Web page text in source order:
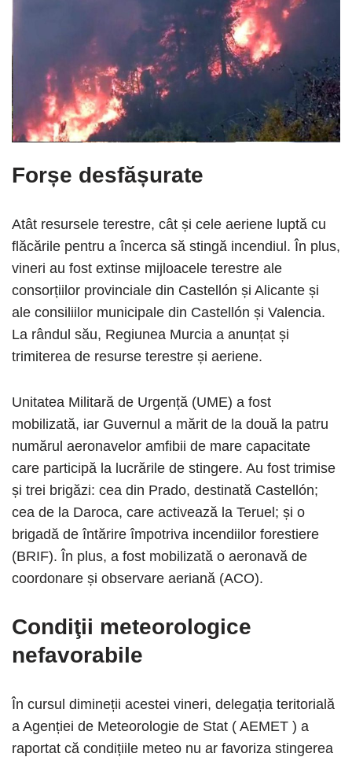
Forșe desfășurate
Atât resursele terestre, cât și cele aeriene luptă cu
flăcările pentru a încerca să stingă incendiul. În plus,
vineri au fost extinse mijloacele terestre ale
consorțiilor provinciale din Castellón și Alicante și
ale consiliilor municipale din Castellón și Valencia.
La rândul său, Regiunea Murcia a anunțat și
trimiterea de resurse terestre și aeriene.
Unitatea Militară de Urgență (UME) a ​​fost
mobilizată, iar Guvernul a mărit de la două la patru
numărul aeronavelor amfibii de mare capacitate
care participă la lucrările de stingere. Au fost trimise
și trei brigăzi: cea din Prado, destinată Castellón;
cea de la Daroca, care activează la Teruel; și o
brigadă de întărire împotriva incendiilor forestiere
(BRIF). În plus, a fost mobilizată o aeronavă de
coordonare și observare aeriană (ACO).
Condiţii meteorologice
nefavorabile
În cursul dimineții acestei vineri, delegația teritorială
a Agenției de Meteorologie de Stat ( AEMET ) a
raportat că condițiile meteo nu ar favoriza stingerea